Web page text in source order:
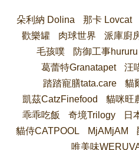
朵利納 Dolina 那卡 Lovcat
歡樂罐
肉球世界 派庫廚
毛孩噗
防御工事hururu
葛蕾特Granatapet
汪
踏踏寵膳tata.care
貓
凱茲CatzFinefood
貓咪旺
乖乖吃飯
奇境Trilogy 日
貓侍CATPOOL
MjAMjAM
唯美味